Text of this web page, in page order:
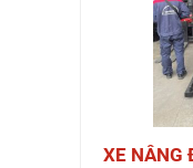
XE NÂNG